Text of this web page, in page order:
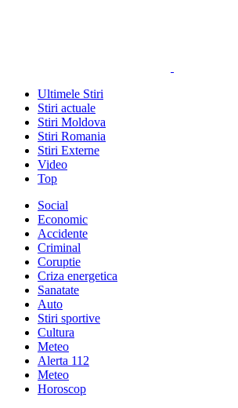
Ultimele Stiri
Stiri actuale
Stiri Moldova
Stiri Romania
Stiri Externe
Video
Top
Social
Economic
Accidente
Criminal
Coruptie
Criza energetica
Sanatate
Auto
Stiri sportive
Cultura
Meteo
Alerta 112
Meteo
Horoscop